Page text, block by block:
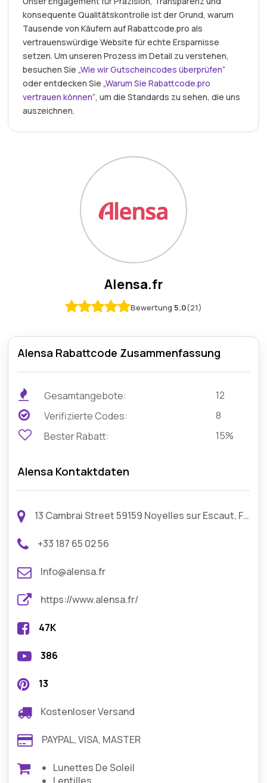
konsequente Qualitätskontrolle ist der Grund, warum
Tausende von Käufern auf Rabattcode.pro als
vertrauenswürdige Website für echte Ersparnisse
setzen. Um unseren Prozess im Detail zu verstehen,
besuchen Sie „Wie wir Gutscheincodes überprüfen“
oder entdecken Sie „Warum Sie Rabattcode.pro
vertrauen können“, um die Standards zu sehen, die uns
auszeichnen.
Alensa.fr
Bewertung 5.0(21)
Alensa Rabattcode Zusammenfassung
Gesamtangebote:
12
Verifizierte Codes:
8
Bester Rabatt:
15%
Alensa Kontaktdaten
13 Cambrai Street 59159 Noyelles sur Escaut, France
+33 187 65 02 56
Info@alensa.fr
https://www.alensa.fr/
47K
386
13
Kostenloser Versand
PAYPAL, VISA, MASTER
Lunettes De Soleil